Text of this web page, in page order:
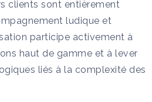
clients sont entièrement
ludique et
participe activement à
haut de gamme et à lever
liés à la complexité des